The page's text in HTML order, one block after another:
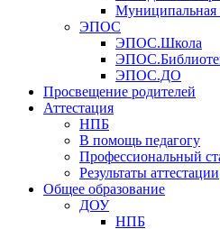
Муниципальная
ЭПОС
ЭПОС.Школа
ЭПОС.ДО
Просвещение родителей
Аттестация
НПБ
В помощь педагогу
Профессиональный
Результаты аттестации
Общее образование
ДОУ
НПБ